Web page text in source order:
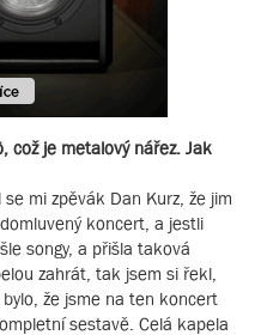
což je metalový nářez. Jak
mi zpěvák Dan Kurz, že jim
koncert, a jestli
songy, a přišla taková
zahrát, tak jsem si řekl,
že jsme na ten koncert
sestavě. Celá kapela